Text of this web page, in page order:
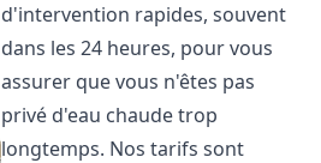
d'intervention rapides, souvent
dans les 24 heures, pour vous
assurer que vous n'êtes pas
privé d'eau chaude trop
longtemps. Nos tarifs sont